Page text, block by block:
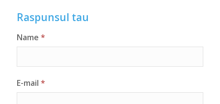
Raspunsul tau
Name *
E-mail *